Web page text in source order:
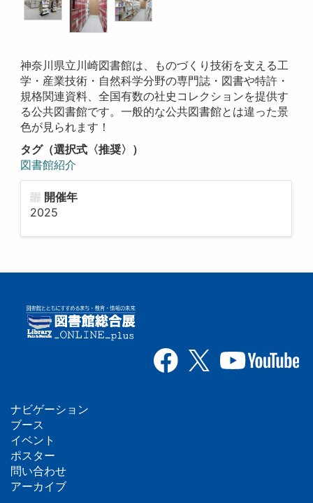
神奈川県立川崎図書館は、ものづくり技術を支える工
学・産業技術・自然科学分野の専門誌・図書や特許・
規格関連資料、全国有数の社史コレクションを提供す
る公共図書館です。一般的な公共図書館とは違った景
色が見られます！
タグ（選択式〈推奨〉）
図書館紹介
開催年
2025
フ
ッ
タ
ナビゲーション
ブース
イベント
ポスター
問い合わせ
アーカイブ